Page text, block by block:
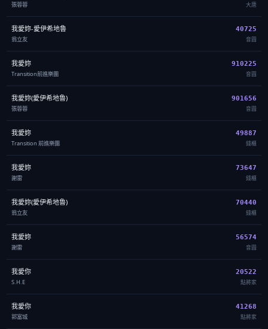
張蓉蓉 大唐
我愛妳-愛伊希地魯
翁立友
40725
音圓
我愛妳
Transition前進樂團
910225
音圓
我愛妳(愛伊希地魯)
張蓉蓉
901656
音圓
我愛妳
Transition 前進樂團
49887
錢櫃
我愛妳
謝雷
73647
錢櫃
我愛妳(愛伊希地魯)
翁立友
70440
錢櫃
我愛妳
謝雷
56574
音圓
我愛你
S.H.E
20522
點將家
我愛你
郭富城
41268
點將家